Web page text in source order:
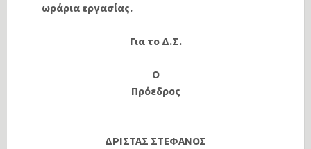
ωράρια εργασίας.
Για το Δ.Σ.
Ο
Πρόεδρος
ΔΡΙΣΤΑΣ ΣΤΕΦΑΝΟΣ